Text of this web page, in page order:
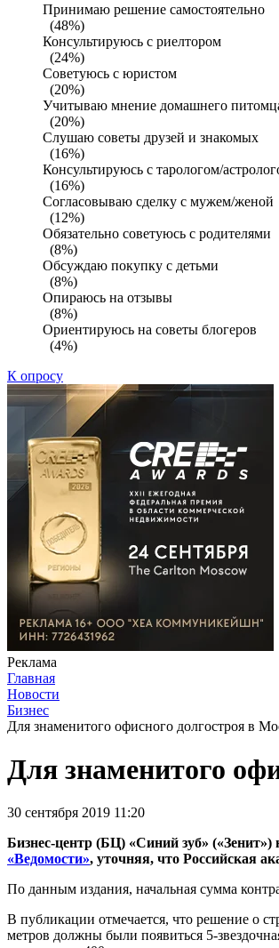
Принимаю решение самостоятельно
(48%)
Консультируюсь с риелтором
(24%)
Советуюсь с юристом
(20%)
Учитываю мнение домашнего
(20%)
Слушаю советы друзей и знакомых
(16%)
Консультируюсь с тарологом/
(16%)
Согласовываю сделку с мужем/женой
(12%)
Обязательно советуюсь с родителями
(8%)
Обсуждаю покупку с детьми
(8%)
Опираюсь на отзывы
(8%)
Ориентируюсь на советы блогеров
(4%)
К опросу
Реклама
Главная
Новости
Бизнес
Для знаменитого офисного долгостроя в
Для знаменитого
30 сентября 2019 11:20
Бизнес-центр (БЦ) «Синий зуб»
«Ведомости», уточняя, что Российская
По данным издания, начальная сумма
В публикации отмечается, что решение о
метров должны были появиться 5-